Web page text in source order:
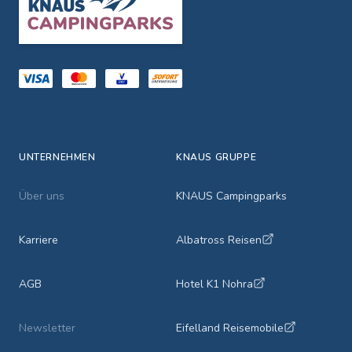
UNTERNEHMEN
Über uns
Karriere
AGB
Newsletter
KNAUS GRUPPE
KNAUS Campingparks
Albatross Reisen
Hotel K1 Nohra
Eifelland Reisemobile